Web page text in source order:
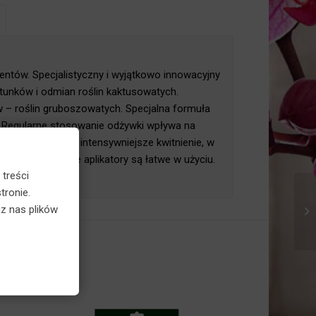
Specjalistyczny i wyjątkowo
gatunków i odmian roślin
sukulentów – roślin gruboszowatych.
rośliny. Regularne stosowanie
łodyg i liści, a także zapewnia
kwitnących. Profesjonalne i
treści
nas plików